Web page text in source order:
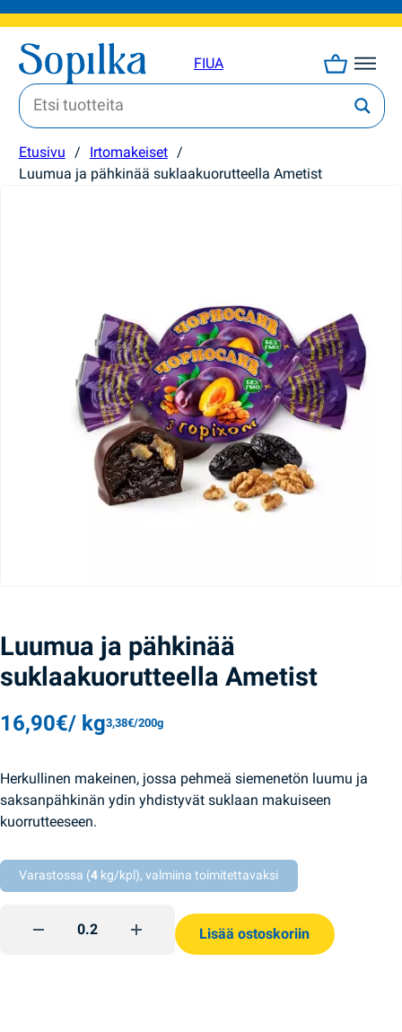
FIUA
Etusivu / Irtomakeiset /
Luumua ja pähkinää suklaakuorutteella Ametist
Luumua ja pähkinää
suklaakuorutteella Ametist
16,90€/ kg3,38€/200g
Herkullinen makeinen, jossa pehmeä siemenetön luumu ja
saksanpähkinän ydin yhdistyvät suklaan makuiseen
kuorrutteeseen.
Varastossa (4 kg/kpl), valmiina toimitettavaksi
Luumua ja pähkinää suklaakuorutteella Ametist quantity
Lisää ostoskoriin